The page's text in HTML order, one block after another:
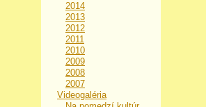
2014
2013
2012
2011
2010
2009
2008
2007
Videogaléria